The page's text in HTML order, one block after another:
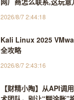
- 企业推荐官-
2026/8/7 2:44:18
Kali Linux 2025
全攻略
2026/8/7 2:43:16
【财精小陶】从API调